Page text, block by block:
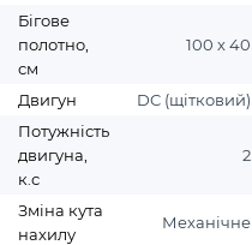
Бігове
полотно,
см
100 х 40
Двигун
DC (щітковий)
Потужність
двигуна,
к.с
2
Зміна кута
нахилу
Механічне